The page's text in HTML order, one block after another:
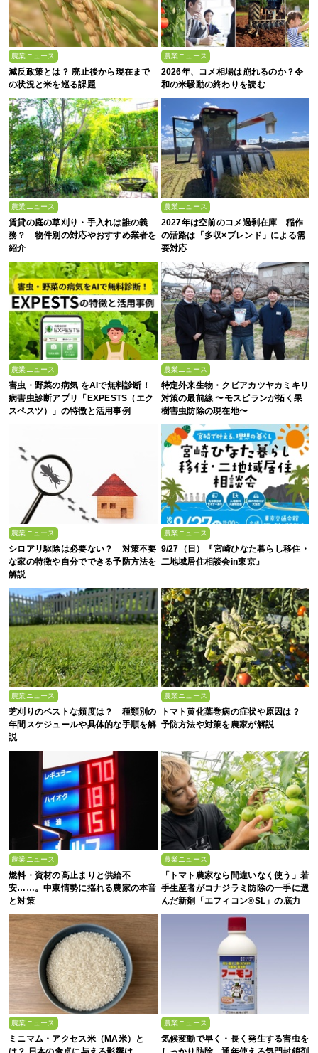
農業ニュース
減反政策とは？ 廃止後から現在まで
の状況と米を巡る課題
農業ニュース
2026年、コメ相場は崩れるのか？令
和の米騒動の終わりを読む
農業ニュース
賃貸の庭の草刈り・手入れは誰の義
務？ 物件別の対応やおすすめ業者を
紹介
農業ニュース
2027年は空前のコメ過剰在庫 稲作
の活路は「多収×ブレンド」による需
要対応
農業ニュース
害虫・野菜の病気 をAIで無料診断！
病害虫診断アプリ「EXPESTS（エク
スペスツ）」の特徴と活用事例
農業ニュース
特定外来生物・クビアカツヤカミキリ
対策の最前線 〜モスピランが拓く果
樹害虫防除の現在地〜
農業ニュース
シロアリ駆除は必要ない？ 対策不要
な家の特徴や自分でできる予防方法を
解説
農業ニュース
9/27（日）『宮崎ひなた暮らし移住・
二地域居住相談会in東京』
農業ニュース
芝刈りのベストな頻度は？ 種類別の
年間スケジュールや具体的な手順を解
説
農業ニュース
トマト黄化葉巻病の症状や原因は？
予防方法や対策を農家が解説
農業ニュース
燃料・資材の高止まりと供給不
安……。中東情勢に揺れる農家の本音
と対策
農業ニュース
「トマト農家なら間違いなく使う」若
手生産者がコナジラミ防除の一手に選
んだ新剤「エフィコン®SL」の底力
農業ニュース
ミニマム・アクセス米（MA米）と
農業ニュース
気候変動で早く・長く発生する害虫を